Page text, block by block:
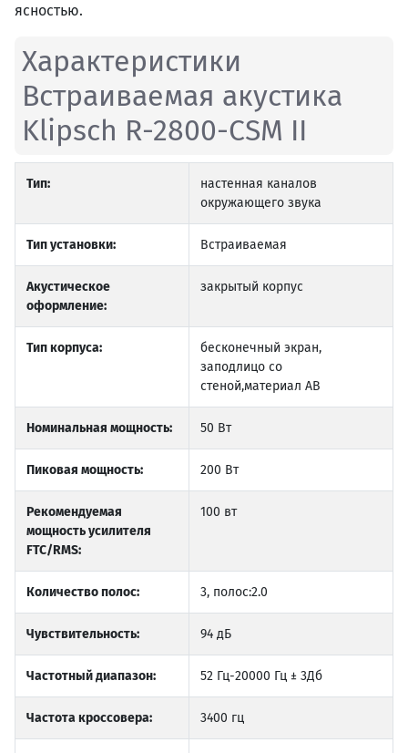
ясностью.
Характеристики
Встраиваемая акустика
Klipsch R-2800-CSM II
Тип:
настенная каналов
окружающего звука
Тип установки: Встраиваемая
Акустическое
оформление:
закрытый корпус
Тип корпуса:
бесконечный экран,
заподлицо со
стеной,материал AB
Номинальная мощность: 50 Вт
Пиковая мощность: 200 Вт
Рекомендуемая
мощность усилителя
FTC/RMS:
100 вт
Количество полос: 3, полос:2.0
Чувствительность: 94 дБ
Частотный диапазон: 52 Гц-20000 Гц ± 3Дб
Частота кроссовера: 3400 гц